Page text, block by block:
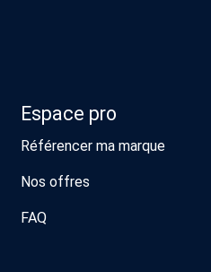
Espace pro
Référencer ma marque
Nos offres
FAQ